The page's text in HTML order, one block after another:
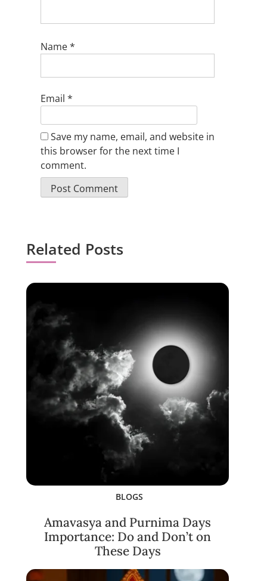
Name*
Email *
Save my name, email, and website in
this browser for the next time I
comment.
Related Posts
BLOGS
Amavasya and Purnima Days
Importance: Do and Don’t on
These Days